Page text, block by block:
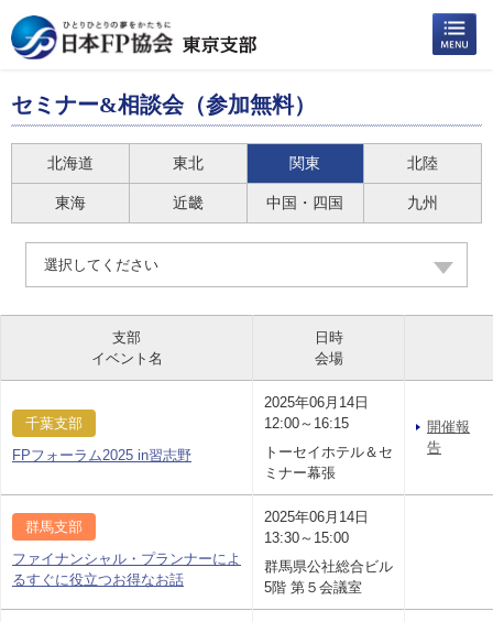
セミナー&相談会（参加無料）
北海道 東北 関東 北陸
東海 近畿 中国・四国 九州
選択してください
支部
イベント名
日時
会場
千葉支部
FPフォーラム2025 in習志野
2025年06月14日
12:00～16:15
トーセイホテル＆セ
ミナー幕張
開催報
告
群馬支部
ファイナンシャル・プランナーによ
るすぐに役立つお得なお話
2025年06月14日
13:30～15:00
群馬県公社総合ビル
5階 第５会議室